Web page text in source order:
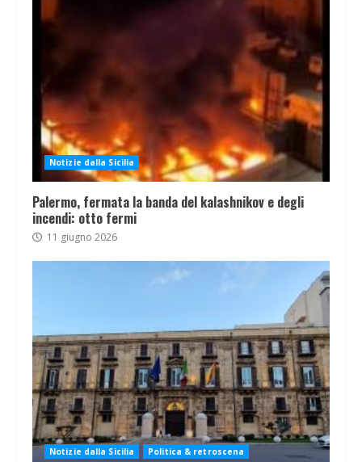
Notizie dalla Sicilia
Palermo, fermata la banda del kalashnikov e degli
incendi: otto fermi
11 giugno 2026
Notizie dalla Sicilia Politica & retroscena